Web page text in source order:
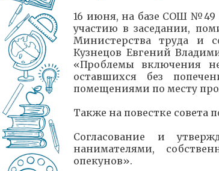
16 июня, на базе СОШ №49
участию в заседании,
Министерства труда и
Кузнецов Евгений
«Проблемы включения
оставшихся без
помещениями по месту
Также на повестке совета
Согласование и
нанимателями,
опекунов».